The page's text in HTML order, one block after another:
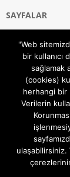
SAYFALAR
Gizlilik ve
Hakkımızda
İletişim Kanalları
MODEM
TEKNİK DESTEK
TELEVİZYON
"Web
bir kullanıcı
sağlamak
(cookies)
herhangi bir
Verilerin
ulaşabilirsiniz.